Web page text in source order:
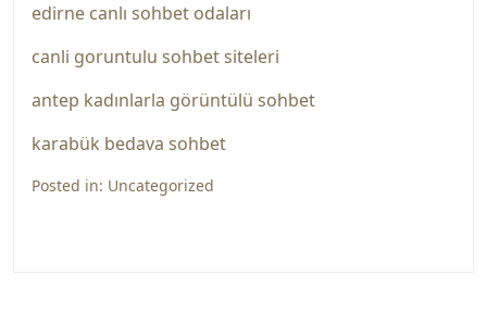
edirne canlı sohbet odaları
canli goruntulu sohbet siteleri
antep kadınlarla görüntülü sohbet
karabük bedava sohbet
Posted in: Uncategorized